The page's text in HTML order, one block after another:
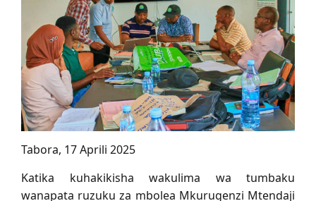
Tabora, 17 Aprili 2025
Katika kuhakikisha wakulima wa tumbaku
wanapata ruzuku za mbolea Mkurugenzi Mtendaji